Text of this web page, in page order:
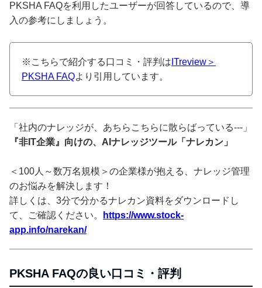
PKSHA FAQを利用したユーザーが回答しているので、導
入の参考にしましょう。
※こちらで紹介する口コミ・評判は ITreview＞
PKSHA FAQより引用しています。
「社内のナレッジが、あちらこちらに散らばっている---」
『非IT企業』向けの、AIナレッジツール「ナレカン」
＜100人～数万名規模＞の企業様が抱える、ナレッジ管理
のお悩みを解決します！
詳しくは、3分で分かるナレカン資料をダウンロードし
て、ご確認ください。
https://www.stock-
app.info/narekan/
PKSHA FAQの良い口コミ・評判